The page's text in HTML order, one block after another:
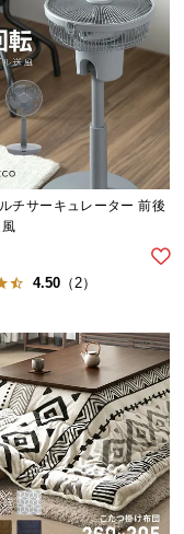
チサーキュレーター 前後
4.50 （2）